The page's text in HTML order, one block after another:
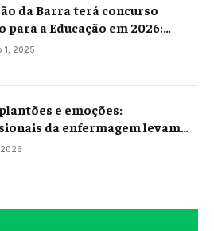
da Barra terá concurso
para a Educação em 2026;
já está na Câmara
1, 2025
e emoções:
da enfermagem levam
reais ao palco em Campos